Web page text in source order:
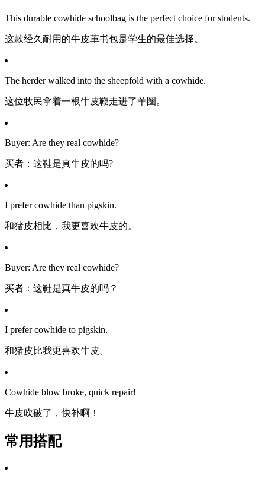
This durable cowhide schoolbag is the perfect choice for students.
这款经久耐用的牛皮革书包是学生的最佳选择。
The herder walked into the sheepfold with a cowhide.
这位牧民拿着一根牛皮鞭走进了羊圈。
Buyer: Are they real cowhide?
买者：这鞋是真牛皮的吗?
I prefer cowhide than pigskin.
和猪皮相比，我更喜欢牛皮的。
Buyer: Are they real cowhide?
买者：这鞋是真牛皮的吗？
I prefer cowhide to pigskin.
和猪皮比我更喜欢牛皮。
Cowhide blow broke, quick repair!
牛皮吹破了，快补啊！
常用搭配